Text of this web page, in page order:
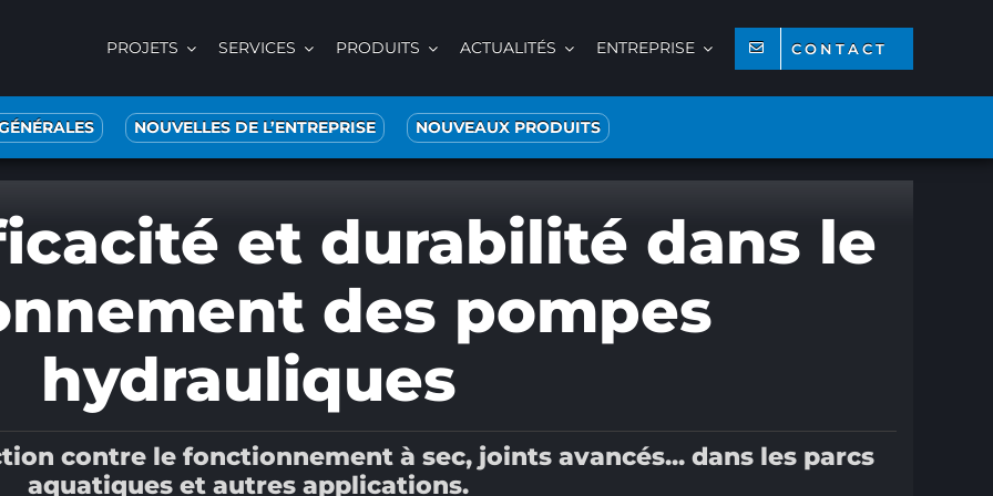
PROJETS SERVICES PRODUITS ACTUALITÉS ENTREPRISE CONTACT
NOUVELLES DE L’ENTREPRISE NOUVEAUX PRODUITS
et durabilité dans le
des pompes
hydrauliques
contre le fonctionnement à sec, joints avancés... dans les parcs
aquatiques et autres applications.